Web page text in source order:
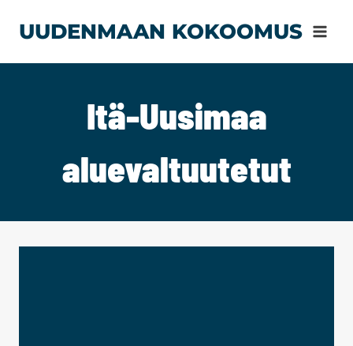
sisältöön
UUDENMAAN KOKOOMUS
Itä-Uusimaa
aluevaltuutetut